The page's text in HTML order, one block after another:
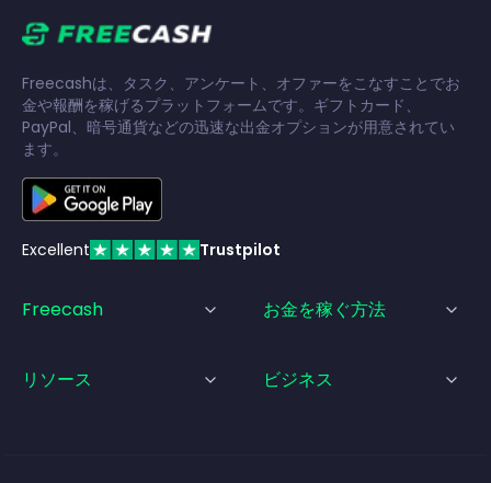
Freecashは、タスク、アンケート、オファーをこなすことでお
金や報酬を稼げるプラットフォームです。ギフトカード、
PayPal、暗号通貨などの迅速な出金オプションが用意されてい
ます。
Excellent Trustpilot
Freecash お金を稼ぐ方法
リソース ビジネス